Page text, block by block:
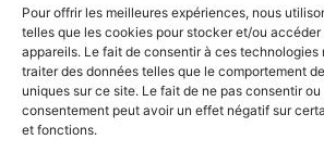
Pour offrir les meilleures expériences, nous
telles que les cookies pour stocker et/ou
appareils. Le fait de consentir à ces technologies
traiter des données telles que le comportement
uniques sur ce site. Le fait de ne pas consentir ou
consentement peut avoir un effet négatif sur
et fonctions.